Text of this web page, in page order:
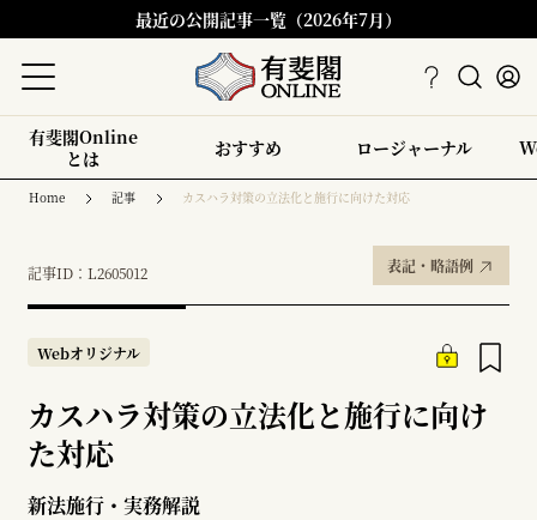
最近の公開記事一覧（2026年7月）
有斐閣Online
とは
おすすめ ロージャーナル
Home 記事 カスハラ対策の立法化と施行に向けた対応
記事ID：L2605012 表記・略語例
Webオリジナル
カスハラ対策の立法化と施行に向け
た対応
新法施行・実務解説